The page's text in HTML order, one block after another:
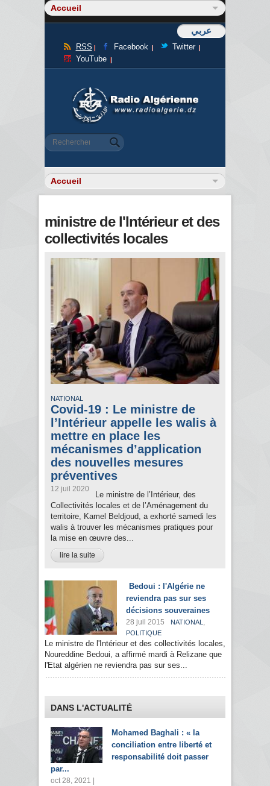
عربي
RSS Facebook
Twitter
YouTube
Formulaire de recherche
Rechercher
ministre de l'Intérieur et des
collectivités locales
NATIONAL
Covid-19 : Le ministre de
l’Intérieur appelle les walis à
mettre en place les
mécanismes d’application
des nouvelles mesures
préventives
12 juil 2020
Le ministre de l’Intérieur, des
Collectivités locales et de l’Aménagement du
territoire, Kamel Beldjoud, a exhorté samedi les
walis à trouver les mécanismes pratiques pour
la mise en œuvre des...
lire la suite
Bedoui : l'Algérie ne
reviendra pas sur ses
décisions souveraines
28 juil 2015 NATIONAL ,
POLITIQUE
Le ministre de l'Intérieur et des collectivités locales,
Noureddine Bedoui, a affirmé mardi à Relizane que
l'Etat algérien ne reviendra pas sur ses...
DANS L'ACTUALITÉ
Mohamed Baghali : « la
conciliation entre liberté et
responsabilité doit passer
par...
oct 28, 2021 |